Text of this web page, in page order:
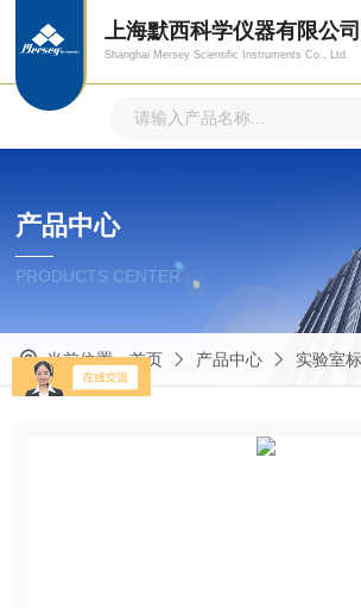
上海默西科学仪器有限公司
Shanghai Mersey Scientific Instruments Co., Ltd.
产品中心
PRODUCTS CENTER
当前位置：首页 产品中心 实验室